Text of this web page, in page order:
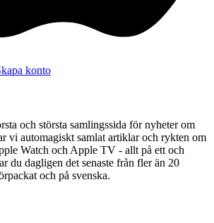
konto
och största samlingssida för nyheter om
vi automagiskt samlat artiklar och rykten om
Watch och Apple TV - allt på ett och
du dagligen det senaste från fler än 20
och på svenska.